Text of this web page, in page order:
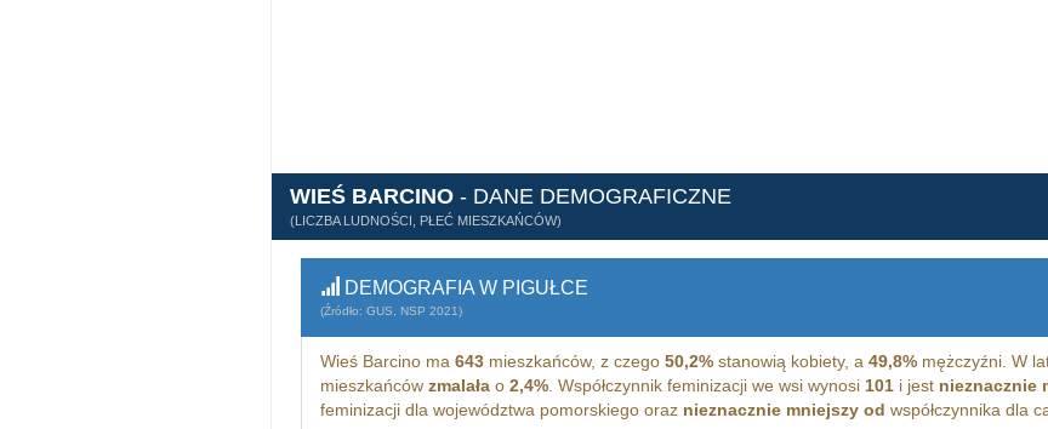
WIEŚ BARCINO - DANE DEMOGRAFICZNE
(LICZBA LUDNOŚCI, PŁEĆ MIESZKAŃCÓW)
DEMOGRAFIA W PIGUŁCE
(Źródło: GUS, NSP 2021)
Wieś Barcino ma 643mieszkańców, z czego 50,2%stanowią kobiety, a 49,8%mężczyźni. W
mieszkańców zmalałao 2,4%. Współczynnik feminizacji we wsi wynosi 101i jest nieznacznie
feminizacji dla województwa pomorskiego oraz nieznacznie mniejszy od współczynnika dla